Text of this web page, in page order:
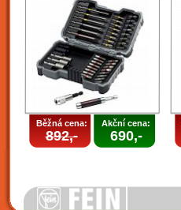
Běžná cena:
892,-
Akční cena:
690,-